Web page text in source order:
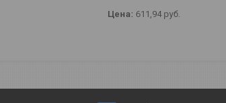
Цена: 611,94 руб.